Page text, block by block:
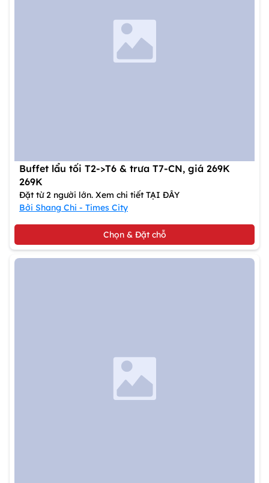
Buffet lẩu tối T2->T6 & trưa T7-CN, giá 269K
269K
Đặt từ 2 người lớn. Xem chi tiết TẠI ĐÂY
Bởi Shang Chi - Times City
Chọn & Đặt chỗ